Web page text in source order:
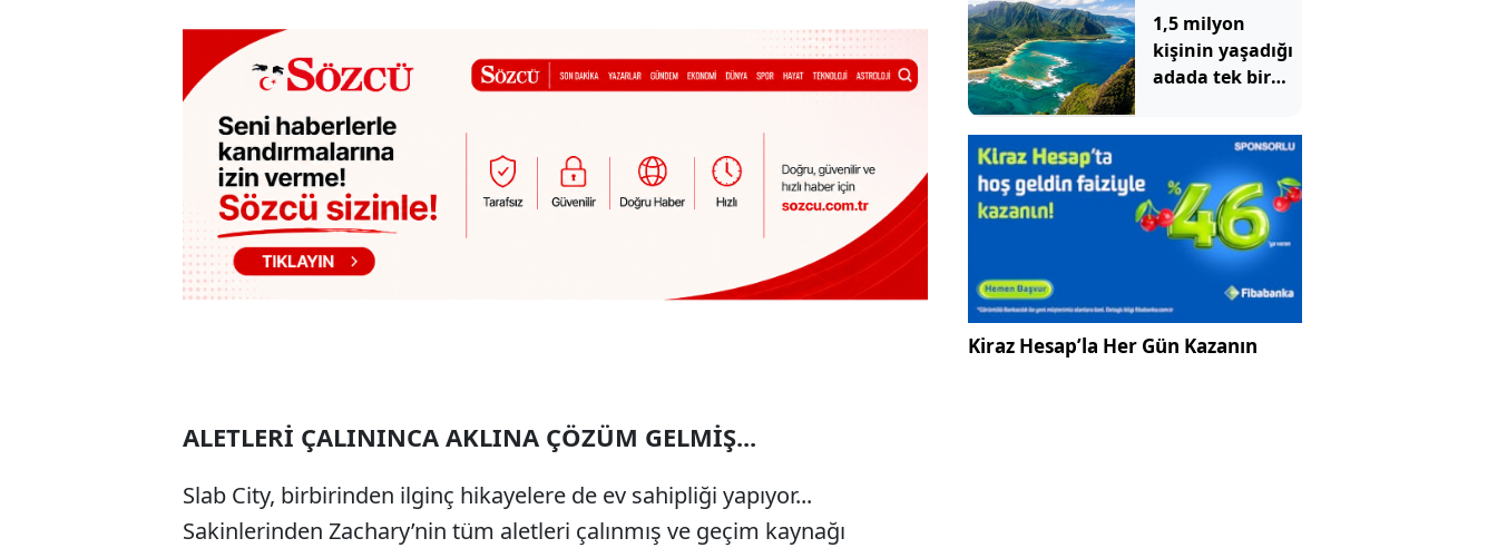
ALETLERİ ÇALININCA AKLINA ÇÖZÜM GELMİŞ...
Slab City, birbirinden ilginç hikayelere de ev sahipliği yapıyor...
Sakinlerinden Zachary’nin tüm aletleri çalınmış ve geçim kaynağı
bomba çıktı
1,5 milyon
kişinin yaşadığı
adada tek bir
yaşamıyor
Kiraz Hesap’la Her Gün Kazanın